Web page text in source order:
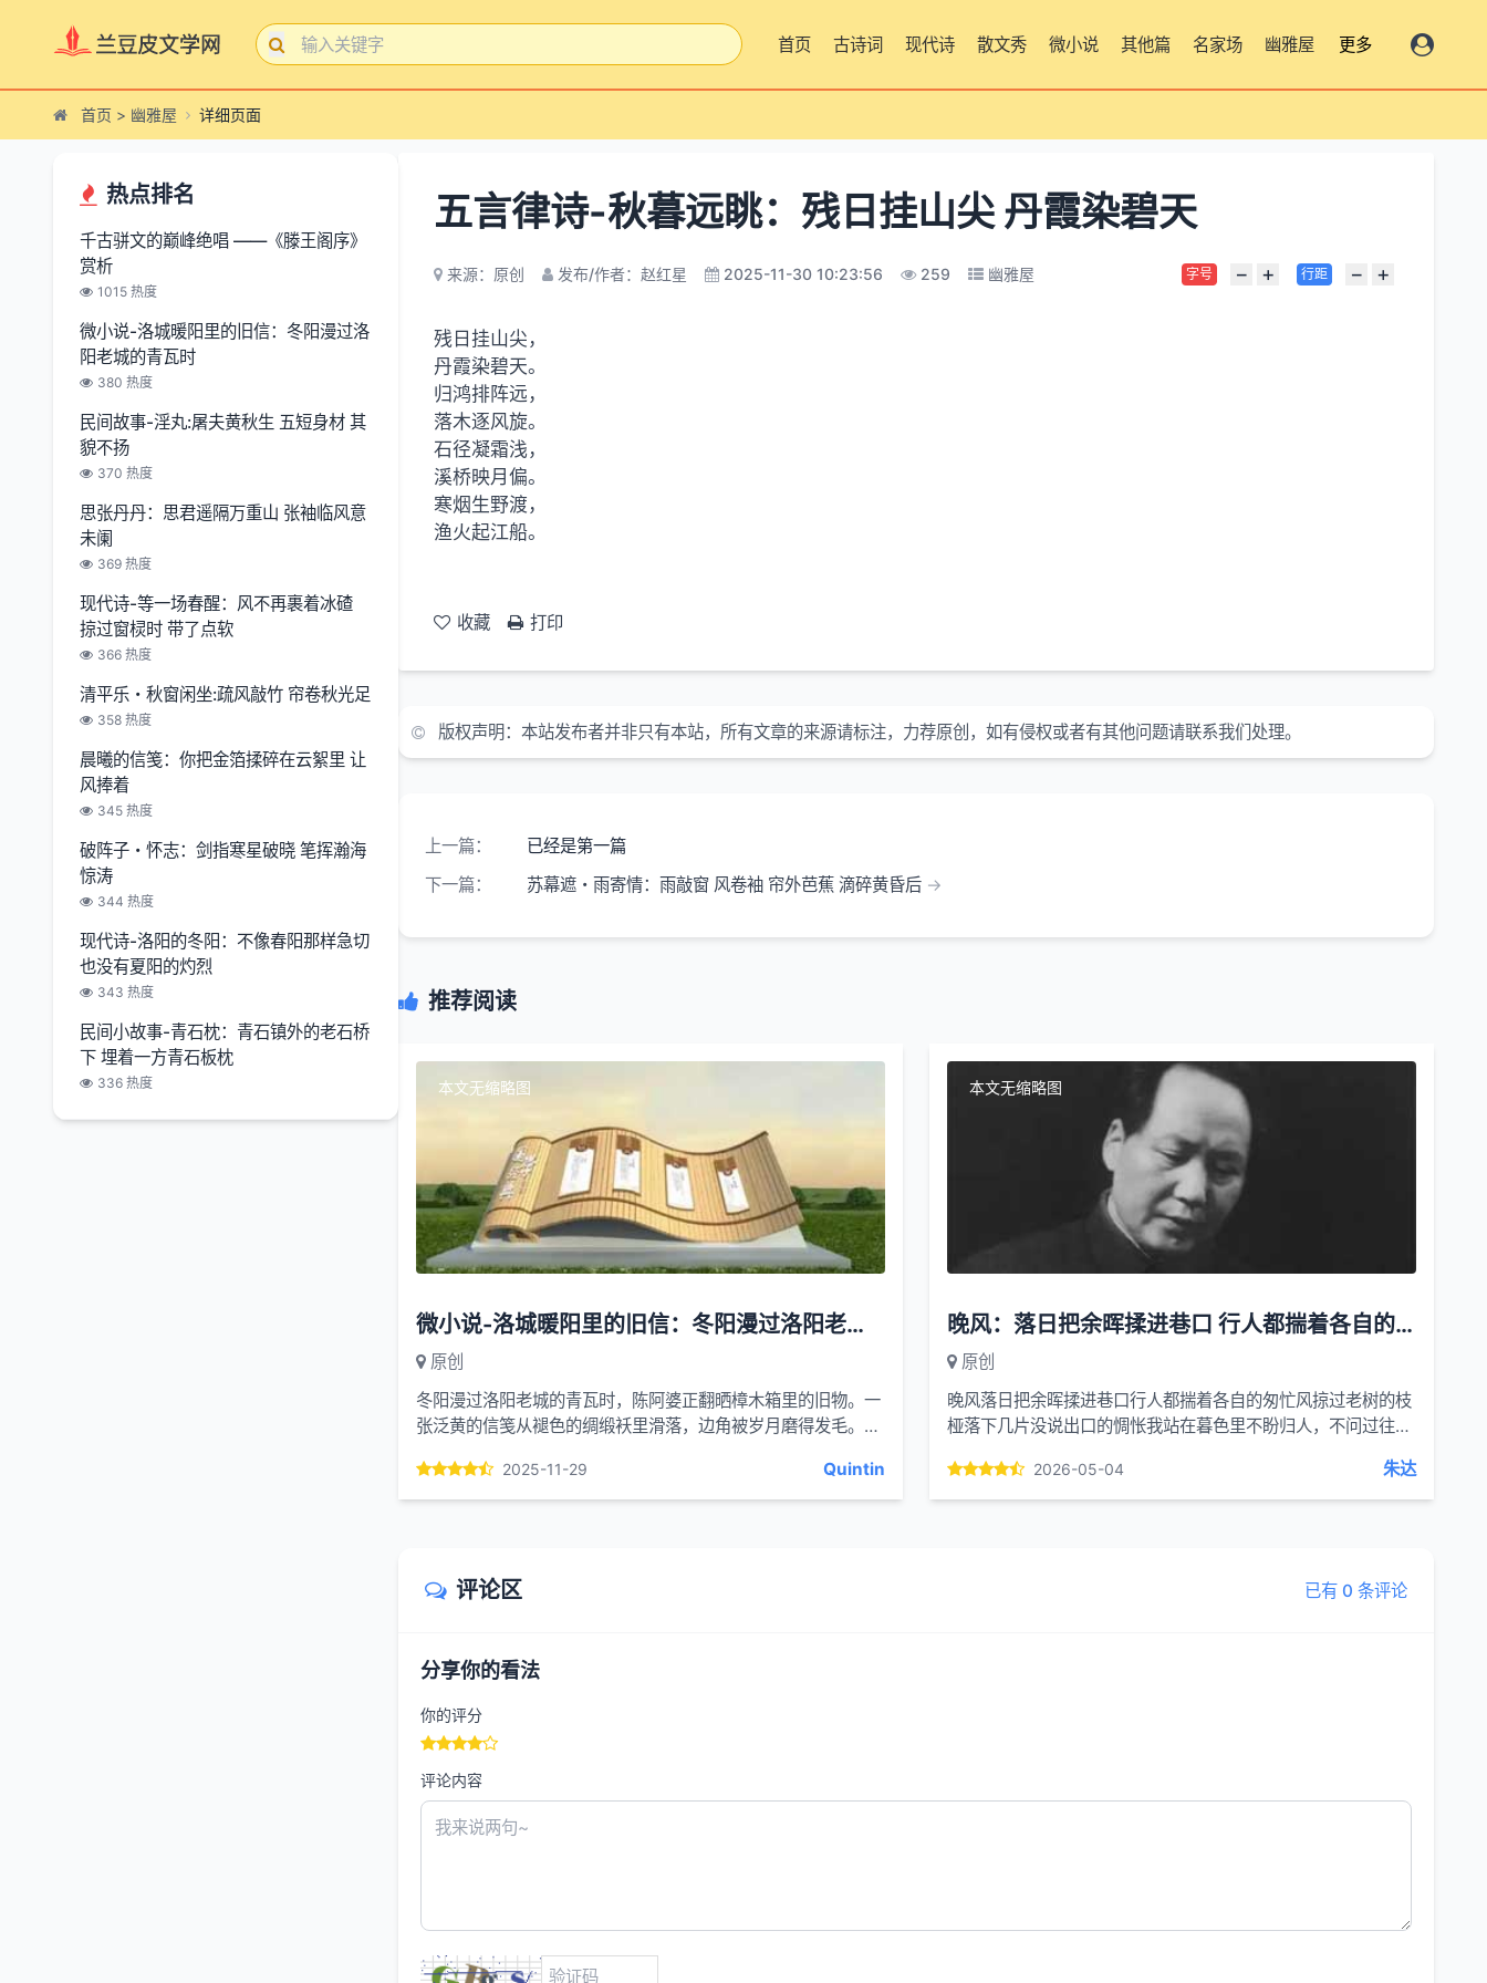
首页 古诗词 现代诗 散文秀 微小说 其他篇 名家场 幽雅屋 更多
首页 > 幽雅屋 详细页面
热点排名
千古骈文的巅峰绝唱 ——《滕王阁序》
赏析
1015 热度
微小说-洛城暖阳里的旧信：冬阳漫过洛
阳老城的青瓦时
380 热度
民间故事-淫丸:屠夫黄秋生 五短身材 其
貌不扬
370 热度
思张丹丹：思君遥隔万重山 张袖临风意
未阑
369 热度
现代诗-等一场春醒：风不再裹着冰碴
掠过窗棂时 带了点软
366 热度
清平乐・秋窗闲坐:疏风敲竹 帘卷秋光足
358 热度
晨曦的信笺：你把金箔揉碎在云絮里 让
风捧着
345 热度
破阵子・怀志：剑指寒星破晓 笔挥瀚海
惊涛
344 热度
现代诗-洛阳的冬阳：不像春阳那样急切
也没有夏阳的灼烈
343 热度
民间小故事-青石枕：青石镇外的老石桥
下 埋着一方青石板枕
336 热度
五言律诗-秋暮远眺：残日挂山尖 丹霞染碧天
来源：原创 发布/作者：赵红星 2025-11-30 10:23:56 259 幽雅屋 字号 − + 行距 − +
残日挂山尖，
丹霞染碧天。
归鸿排阵远，
落木逐风旋。
石径凝霜浅，
溪桥映月偏。
寒烟生野渡，
渔火起江船。
收藏 打印
版权声明： 本站发布者并非只有本站，所有文章的来源请标注，力荐原创，如有侵权或者有其他问题请联系我们处理。
上一篇：
已经是第一篇
下一篇：
苏幕遮・雨寄情：雨敲窗 风卷袖 帘外芭蕉 滴碎黄昏后
推荐阅读
本文无缩略图
微小说-洛城暖阳里的旧信：冬阳漫过洛阳老城的青瓦时
原创
冬阳漫过洛阳老城的青瓦时，陈阿婆正翻晒樟木箱里的旧物。一
张泛黄的信笺从褪色的绸缎袄里滑落，边角被岁月磨得发毛。
2025-11-29 Quintin
本文无缩略图
晚风：落日把余晖揉进巷口 行人都揣着各自的匆忙
原创
晚风落日把余晖揉进巷口行人都揣着各自的匆忙风掠过老树的枝
桠落下几片没说出口的惆怅我站在暮色里不盼归人，不问过往只
2026-05-04 朱达
评论区 已有 0 条评论
分享你的看法
你的评分
评论内容